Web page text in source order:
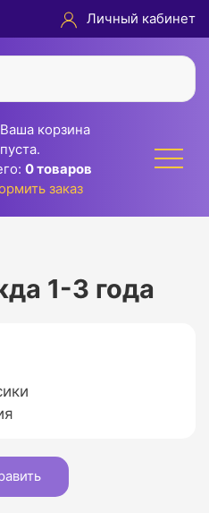
Личный кабинет
Ваша корзина
пуста.
0 товаров
заказ
1-3 года